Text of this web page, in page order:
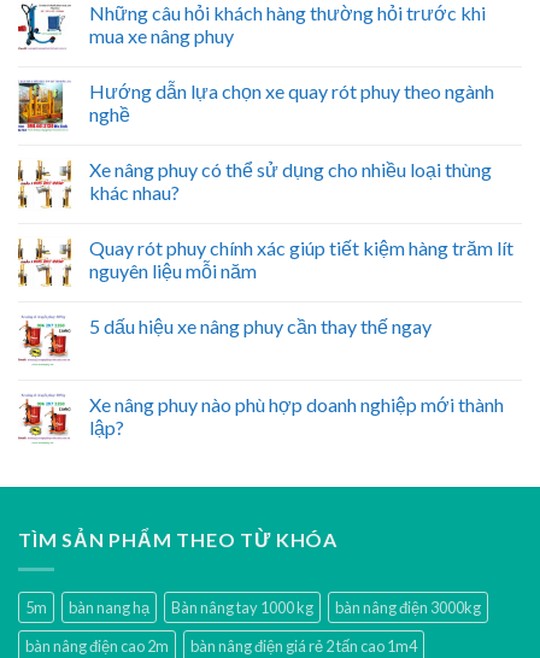
Những câu hỏi khách hàng thường hỏi trước khi
mua xe nâng phuy
Hướng dẫn lựa chọn xe quay rót phuy theo ngành
nghề
Xe nâng phuy có thể sử dụng cho nhiều loại thùng
khác nhau?
Quay rót phuy chính xác giúp tiết kiệm hàng trăm lít
nguyên liệu mỗi năm
5 dấu hiệu xe nâng phuy cần thay thế ngay
Xe nâng phuy nào phù hợp doanh nghiệp mới thành
lập?
TÌM SẢN PHẨM THEO TỪ KHÓA
5m bàn nang hạ Bàn nâng tay 1000 kg
bàn nâng điện 3000kg
bàn nâng điện cao 2m
bàn nâng điện giá rẻ 2 tấn cao 1m4